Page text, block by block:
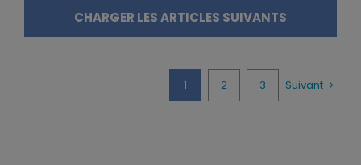
CHARGER LES ARTICLES SUIVANTS
1 2 3 Suivant